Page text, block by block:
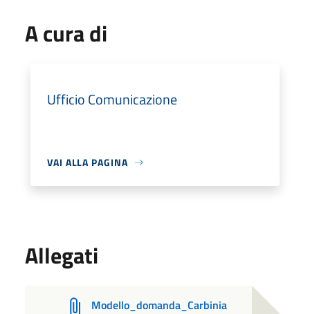
A cura di
Ufficio Comunicazione
VAI ALLA PAGINA
Allegati
Modello_domanda_Carbinia